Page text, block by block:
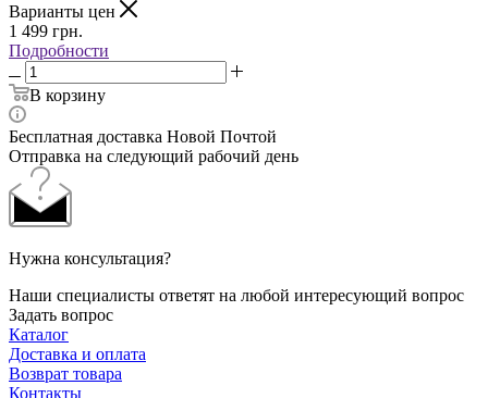
Варианты цен
1 499 грн.
Подробности
В корзину
Бесплатная доставка Новой Почтой
Отправка на следующий рабочий день
Нужна консультация?
Наши специалисты ответят на любой интересующий вопрос
Задать вопрос
Каталог
Доставка и оплата
Возврат товара
Контакты